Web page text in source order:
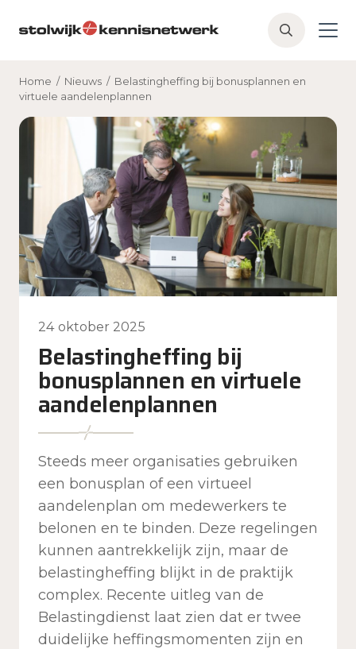
Z
k
n
Home / Nieuws / Belastingheffing bij bonusplannen en
virtuele aandelenplannen
24 oktober 2025
Belastingheffing bij
bonusplannen en virtuele
aandelenplannen
Steeds meer organisaties gebruiken
een bonusplan of een virtueel
aandelenplan om medewerkers te
belonen en te binden. Deze regelingen
kunnen aantrekkelijk zijn, maar de
belastingheffing blijkt in de praktijk
complex. Recente uitleg van de
Belastingdienst laat zien dat er twee
duidelijke heffingsmomenten zijn en